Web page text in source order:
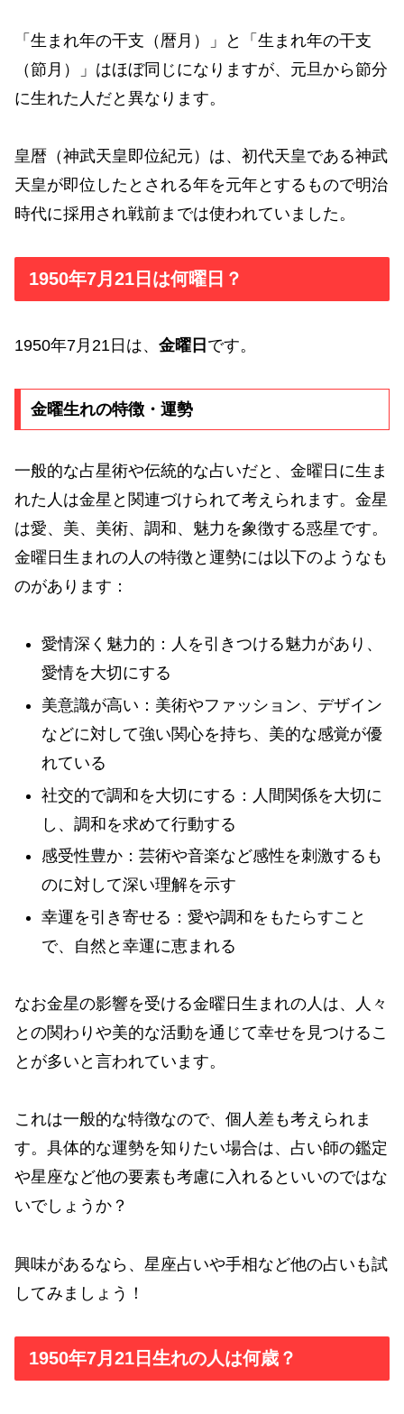
「生まれ年の干支（暦月）」と「生まれ年の干支
（節月）」はほぼ同じになりますが、元旦から節分
に生れた人だと異なります。
皇暦（神武天皇即位紀元）は、初代天皇である神武
天皇が即位したとされる年を元年とするもので明治
時代に採用され戦前までは使われていました。
1950年7月21日は何曜日？
1950年7月21日は、 金曜日 です。
金曜生れの特徴・運勢
一般的な占星術や伝統的な占いだと、金曜日に生ま
れた人は金星と関連づけられて考えられます。金星
は愛、美、美術、調和、魅力を象徴する惑星です。
金曜日生まれの人の特徴と運勢には以下のようなも
のがあります：
愛情深く魅力的：人を引きつける魅力があり、
愛情を大切にする
美意識が高い：美術やファッション、デザイン
などに対して強い関心を持ち、美的な感覚が優
れている
社交的で調和を大切にする：人間関係を大切に
し、調和を求めて行動する
感受性豊か：芸術や音楽など感性を刺激するも
のに対して深い理解を示す
幸運を引き寄せる：愛や調和をもたらすこと
で、自然と幸運に恵まれる
なお金星の影響を受ける金曜日生まれの人は、人々
との関わりや美的な活動を通じて幸せを見つけるこ
とが多いと言われています。
これは一般的な特徴なので、個人差も考えられま
す。具体的な運勢を知りたい場合は、占い師の鑑定
や星座など他の要素も考慮に入れるといいのではな
いでしょうか？
興味があるなら、星座占いや手相など他の占いも試
してみましょう！
1950年7月21日生れの人は何歳？